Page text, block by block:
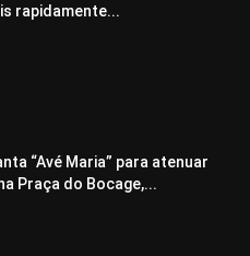
rapidamente...
“Avé Maria” para atenuar
Praça do Bocage,...